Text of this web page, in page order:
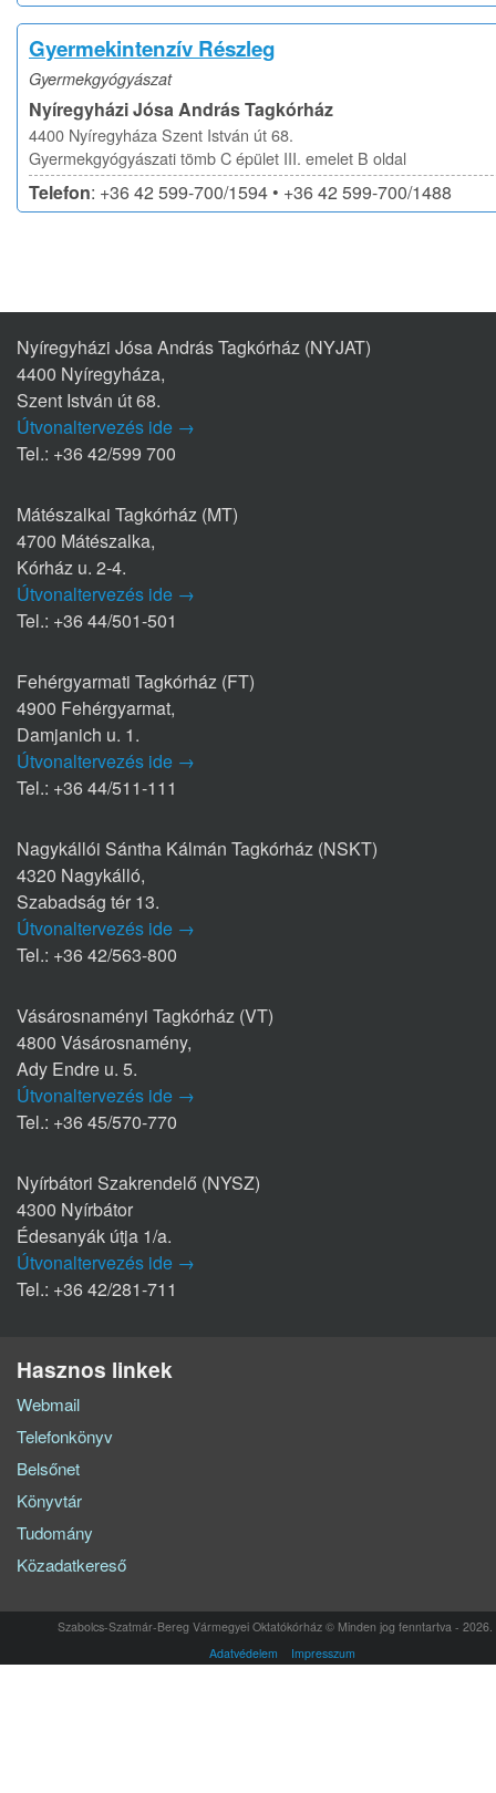
Gyermekintenzív Részleg
Gyermekgyógyászat
Nyíregyházi Jósa András Tagkórház
4400 Nyíregyháza Szent István út 68.
Gyermekgyógyászati tömb C épület III. emelet B oldal
Telefon: +36 42 599-700/1594 • +36 42 599-700/1488
Nyíregyházi Jósa András Tagkórház (NYJAT)
4400 Nyíregyháza,
Szent István út 68.
Útvonaltervezés ide →
Tel.: +36 42/599 700
Mátészalkai Tagkórház (MT)
4700 Mátészalka,
Kórház u. 2-4.
Útvonaltervezés ide →
Tel.: +36 44/501-501
Fehérgyarmati Tagkórház (FT)
4900 Fehérgyarmat,
Damjanich u. 1.
Útvonaltervezés ide →
Tel.: +36 44/511-111
Nagykállói Sántha Kálmán Tagkórház (NSKT)
4320 Nagykálló,
Szabadság tér 13.
Útvonaltervezés ide →
Tel.: +36 42/563-800
Vásárosnaményi Tagkórház (VT)
4800 Vásárosnamény,
Ady Endre u. 5.
Útvonaltervezés ide →
Tel.: +36 45/570-770
Nyírbátori Szakrendelő (NYSZ)
4300 Nyírbátor
Édesanyák útja 1/a.
Útvonaltervezés ide →
Tel.: +36 42/281-711
Hasznos linkek
Webmail
Telefonkönyv
Belsőnet
Könyvtár
Tudomány
Közadatkereső
Szabolcs-Szatmár-Bereg Vármegyei Oktatókórház © Minden jog fenntartva - 2026.
Adatvédelem
Impresszum